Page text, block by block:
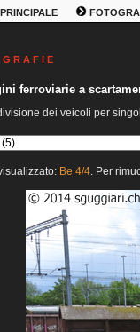
G R A F I E
ferroviarie a
dei veicoli per
Be 4/4. Per